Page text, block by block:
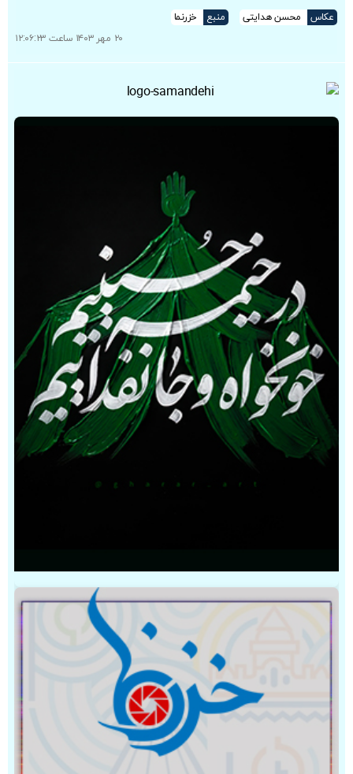
عکاس محسن هدایتی منبع
خزرنما
۲۰ مهر ۱۴۰۳ ساعت ۱۲:۰۶:۲۳